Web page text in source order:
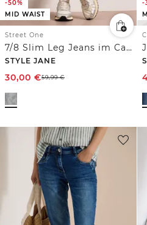
-50%
MID WAIST
Street One
7/8 Slim Leg Jeans im Casual Fit
STYLE JANE
30,00 €59,99€
-